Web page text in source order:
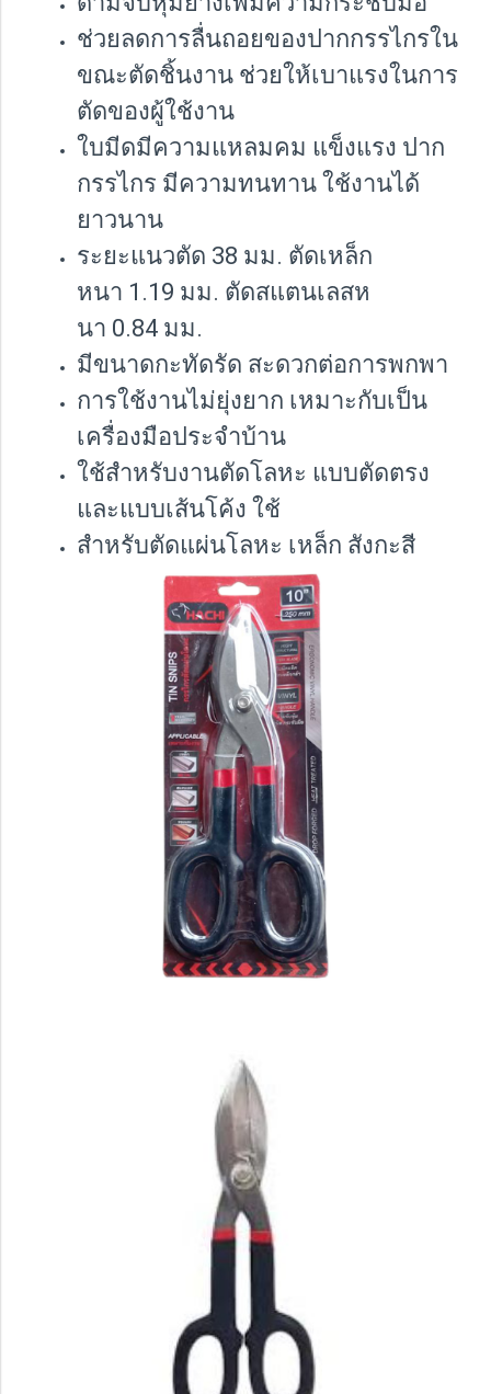
ช่วยลดการลื่นถอยของปากกรรไกรใน
ขณะตัดชิ้นงาน ช่วยให้เบาแรงในการ
ตัดของผู้ใช้งาน
ใบมีดมีความแหลมคม แข็งแรง ปาก
กรรไกร มีความทนทาน ใช้งานได้
ยาวนาน
ระยะแนวตัด 38 มม. ตัดเหล็ก
หนา 1.19 มม. ตัดสแตนเลสห
นา 0.84 มม.
มีขนาดกะทัดรัด สะดวกต่อการพกพา
การใช้งานไม่ยุ่งยาก เหมาะกับเป็น
เครื่องมือประจำบ้าน
ใช้สำหรับงานตัดโลหะ แบบตัดตรง
และแบบเส้นโค้ง ใช้
สำหรับตัดแผ่นโลหะ เหล็ก สังกะสี